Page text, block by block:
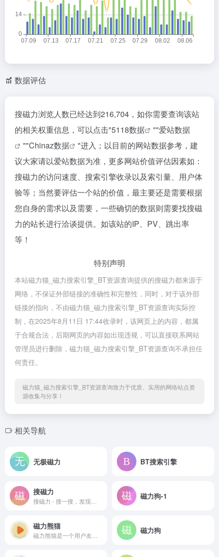
数据评估
搜磁力浏览人数已经达到216,704，如你需要查询该站
的相关权重信息，可以点击"5118数据 ""爱站数据
""Chinaz数据
"进入；以目前的网站数据参考，建
议大家请以爱站数据为准，更多网站价值评估因素如：
搜磁力的访问速度、搜索引擎收录以及索引量、用户体
验等；当然要评估一个站的价值，最主要还是需要根据
您自身的需求以及需要，一些确切的数据则需要找搜磁
力的站长进行洽谈提供。如该站的IP、PV、跳出率
等！
特别声明
本站磁力猫_磁力搜索引擎_BT资源查询提供的搜磁力都来源于
网络，不保证外部链接的准确性和完整性，同时，对于该外部
链接的指向，不由磁力猫_磁力搜索引擎_BT资源查询实际控
制，在2025年8月11日 17:44收录时，该网页上的内容，都属
于合规合法，后期网页的内容如出现违规，可以直接联系网站
管理员进行删除，磁力猫_磁力搜索引擎_BT资源查询不承担任
何责任。
磁力猫_磁力搜索引擎_BT资源查询致力于优质、实用的网络站点资
源收集与分享！
相关导航
无极磁力 BT搜索引擎
搜磁力 磁力狗-1
磁力熊猫 磁力狗